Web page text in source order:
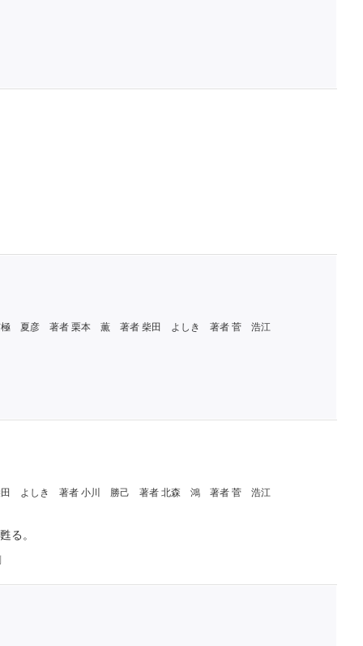
極 夏彦 著者 栗本 薫 著者 柴田 よしき
著者 菅 浩江
田 よしき 著者 小川 勝己 著者 北森 鴻
著者 菅 浩江
る。